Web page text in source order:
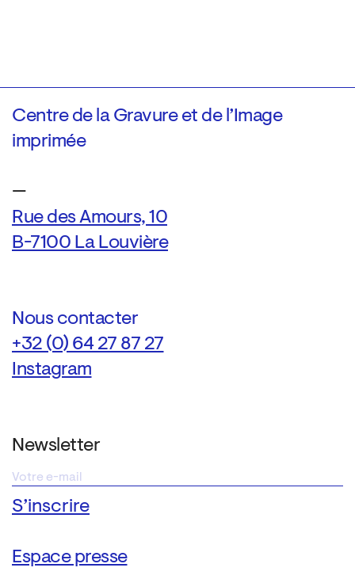
Centre de la Gravure et de l’Image
imprimée
—
Rue des Amours, 10
B-7100 La Louvière
Nous contacter
+32 (0) 64 27 87 27
Instagram
Newsletter
Espace presse